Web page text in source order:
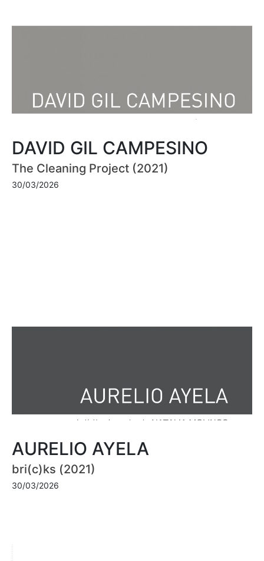
DAVID GIL CAMPESINO
The Cleaning Project (2021)
30/03/2026
AURELIO AYELA
bri(c)ks (2021)
30/03/2026